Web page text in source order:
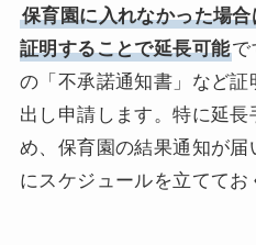
保育園に入れなかった場
証明することで延長可能で
の「不承諾通知書」など
出し申請します。特に延長
め、保育園の結果通知が届
にスケジュールを立ててお